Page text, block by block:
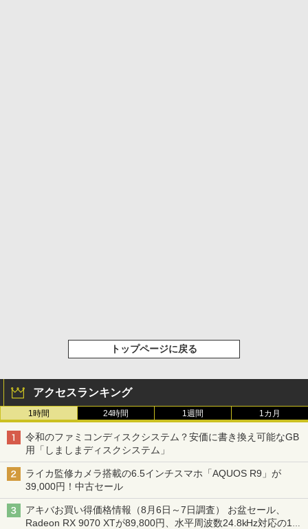
トップページに戻る
アクセスランキング
1時間 24時間 1週間 1カ月
令和のファミコンディスクシステム？安価に書き換え可能なGB
用「しましまディスクシステム」
ライカ監修カメラ搭載の6.5インチスマホ「AQUOS R9」が
39,000円！中古セール
アキバお買い得価格情報（8月6日～7日調査） お盆セール、
Radeon RX 9070 XTが89,800円、水平周波数24.8kHz対応の17